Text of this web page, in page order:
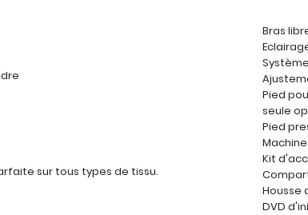
sur tous types de tissu.
Bras
Pied
seule
Pied
Kit
Housse
DVD